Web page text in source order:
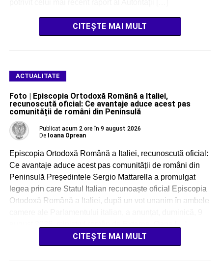
CITEȘTE MAI MULT
ACTUALITATE
Foto | Episcopia Ortodoxă Română a Italiei,
recunoscută oficial: Ce avantaje aduce acest pas
comunității de români din Peninsulă
Publicat acum 2 ore în 9 august 2026
De Ioana Oprean
Episcopia Ortodoxă Română a Italiei, recunoscută oficial:
Ce avantaje aduce acest pas comunității de români din
Peninsulă Președintele Sergio Mattarella a promulgat
legea prin care Statul Italian recunoaște oficial Episcopia
Ortodoxă Română a Italiei, după un vot unanim în ambele
CITEȘTE MAI MULT